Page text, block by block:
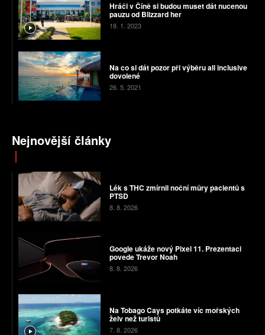
Hráči v Číně si budou muset dát nucenou
pauzu od Blizzard her
18. 1. 2023
Na co si dát pozor při výběru all inclusive
dovolené
26. 5. 2021
Nejnovější články
Lék s THC zmírnil noční můry pacientů s
PTSD
8. 8. 2026
Google ukáže nový Pixel 11. Prezentaci
povede Trevor Noah
8. 8. 2026
Na Tobago Cays potkáte víc mořských
želv než turistů
7. 8. 2026